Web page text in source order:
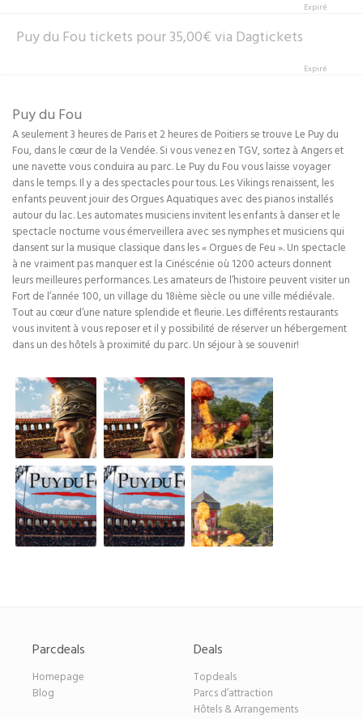
Expiré
Puy du Fou tickets pour 35,00€ via Dagtickets
Expiré
Puy du Fou
A seulement 3 heures de Paris et 2 heures de Poitiers se trouve Le Puy du
Fou, dans le cœur de la Vendée. Si vous venez en TGV, sortez à Angers et
une navette vous conduira au parc. Le Puy du Fou vous laisse voyager
dans le temps. Il y a des spectacles pour tous. Les Vikings renaissent, les
enfants peuvent jouir des Orgues Aquatiques avec des pianos installés
autour du lac. Les automates musiciens invitent les enfants à danser et le
spectacle nocturne vous émerveillera avec ses nymphes et musiciens qui
dansent sur la musique classique dans les « Orgues de Feu ». Un spectacle
à ne vraiment pas manquer est la Cinéscénie où 1200 acteurs donnent
leurs meilleures performances. Les amateurs de l’histoire peuvent visiter un
Fort de l’année 100, un village du 18ième siècle ou une ville médiévale.
Tout au cœur d’une nature splendide et fleurie. Les différents restaurants
vous invitent à vous reposer et il y possibilité de réserver un hébergement
dans un des hôtels à proximité du parc. Un séjour à se souvenir!
Parcdeals
Homepage
Blog
Deals
Topdeals
Parcs d’attraction
Hôtels & Arrangements